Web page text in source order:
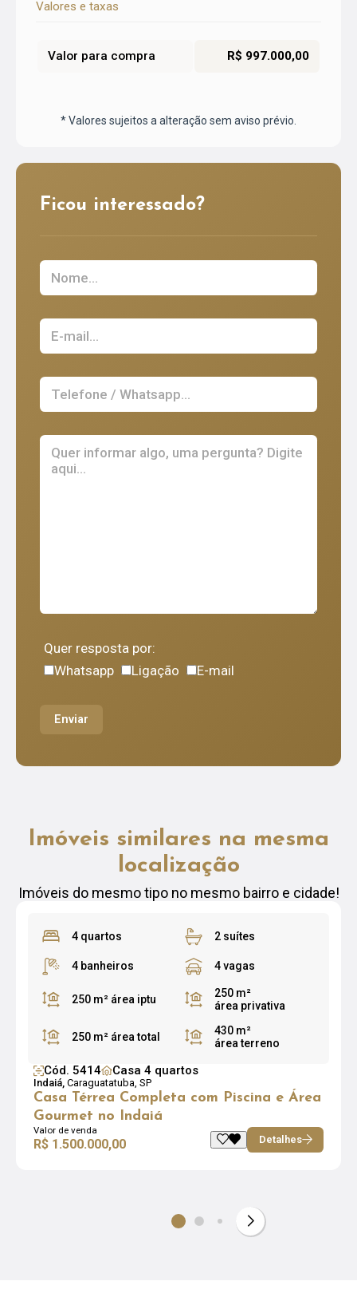
Valores e taxas
Valor para compra R$ 997.000,00
* Valores sujeitos a alteração sem aviso prévio.
Ficou interessado?
Quer resposta por:
Whatsapp
Ligação E-mail
Enviar
Imóveis similares na mesma
localização
Imóveis do mesmo tipo no mesmo bairro e cidade!
4 quartos 2 suítes
4 banheiros 4 vagas
250 m² área iptu
250 m²
área privativa
250 m² área total
430 m²
área terreno
Cód. 5414 Casa 4 quartos
Indaiá, Caraguatatuba, SP
Casa Térrea Completa com Piscina e Área
Gourmet no Indaiá
Valor de venda
R$ 1.500.000,00 Detalhes